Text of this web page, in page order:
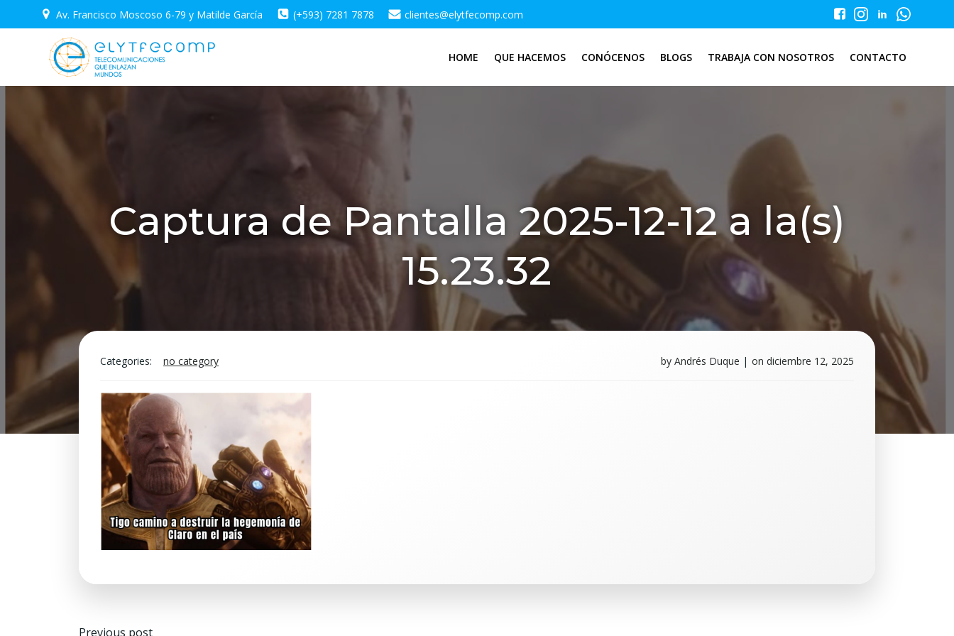
al
Av. Francisco Moscoso 6-79 y Matilde García (+593) 7281 7878 clientes@elytfecomp.com
HOME QUE HACEMOS CONÓCENOS BLOGS TRABAJA CON NOSOTROS CONTACTO
Captura de Pantalla 2025-12-12 a la(s)
15.23.32
Categories: no category by Andrés Duque | on diciembre 12, 2025
Previous post